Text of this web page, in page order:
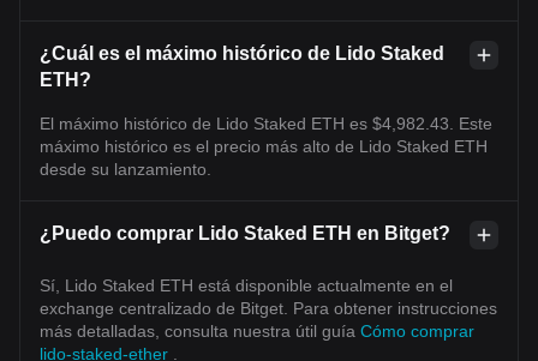
¿Cuál es el máximo histórico de Lido Staked
ETH?
El máximo histórico de Lido Staked ETH es $4,982.43. Este
máximo histórico es el precio más alto de Lido Staked ETH
desde su lanzamiento.
¿Puedo comprar Lido Staked ETH en Bitget?
Sí, Lido Staked ETH está disponible actualmente en el
exchange centralizado de Bitget. Para obtener instrucciones
más detalladas, consulta nuestra útil guía Cómo comprar
lido-staked-ether